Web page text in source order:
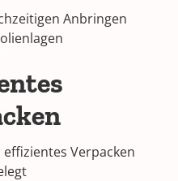
Anbringen
Verpacken